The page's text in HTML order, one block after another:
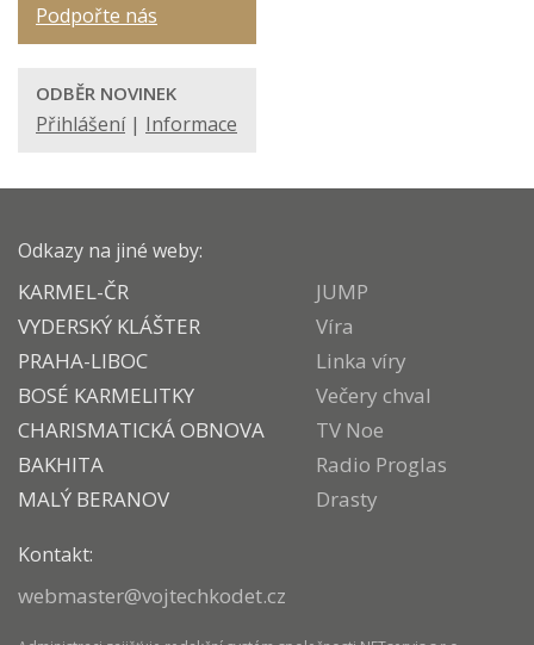
Podpořte nás
ODBĚR NOVINEK
Přihlášení| Informace
Odkazy na jiné weby:
KARMEL-ČR
VYDERSKÝ KLÁŠTER
PRAHA-LIBOC
BOSÉ KARMELITKY
CHARISMATICKÁ OBNOVA
BAKHITA
MALÝ BERANOV
JUMP
Víra
Linka víry
Večery chval
TV Noe
Radio Proglas
Drasty
Kontakt:
webmaster@vojtechkodet.cz